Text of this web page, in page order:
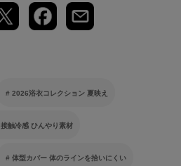
2026浴衣コレクション 夏映え
接触冷感 ひんやり素材
体型カバー 体のラインを拾いにくい